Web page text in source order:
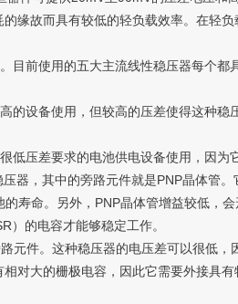
缘故而具有较低的轻负载效率。在轻
前使用的五大主流线性稳压器每个都
设备使用，但较高的压差使得这种稳
压差要求的电池供电设备使用，因为
器，其中的旁路元件就是PNP晶体管。
寿命。另外，PNP晶体管增益较低，
）的电容才能够稳定工作。
件。这种稳压器的电压差可以很低，
对大的栅极电容，因此它需要外接具